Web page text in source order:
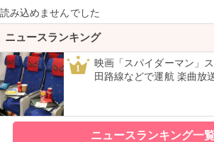
読み込めませんでした
ニュースランキング
1
映画「スパイダーマン」
田路線などで運航 楽曲放
ニュースランキング一